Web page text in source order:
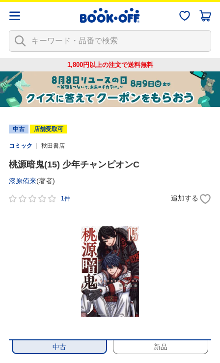
1,800円以上の注文で送料無料
中古 店舗受取可
コミック 秋田書店
桃源暗鬼(15) 少年チャンピオンC
漆原侑来(著者)
1件 追加する
中古 新品